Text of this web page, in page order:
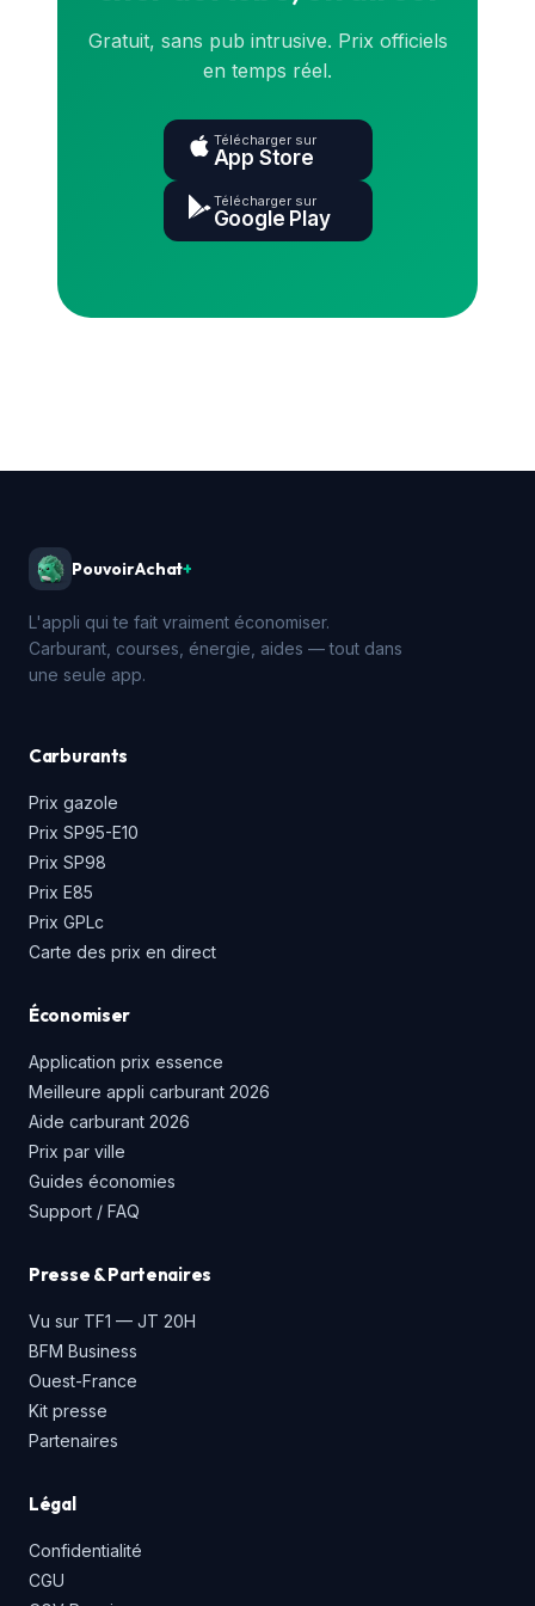
Gratuit, sans pub intrusive. Prix officiels
en temps réel.
Télécharger sur
App Store
Télécharger sur
Google Play
PouvoirAchat+
L'appli qui te fait vraiment économiser.
Carburant, courses, énergie, aides — tout dans
une seule app.
Carburants
Prix gazole
Prix SP95-E10
Prix SP98
Prix E85
Prix GPLc
Carte des prix en direct
Économiser
Application prix essence
Meilleure appli carburant 2026
Aide carburant 2026
Prix par ville
Guides économies
Support / FAQ
Presse & Partenaires
Vu sur TF1 — JT 20H
BFM Business
Ouest-France
Kit presse
Partenaires
Légal
Confidentialité
CGU